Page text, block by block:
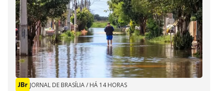
JORNAL DE BRASÍLIA/ HÁ 14 HORAS